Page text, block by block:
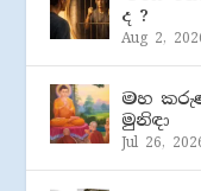
ද ?
Aug 2,
මහ
මුනිඳා
Jul 26,